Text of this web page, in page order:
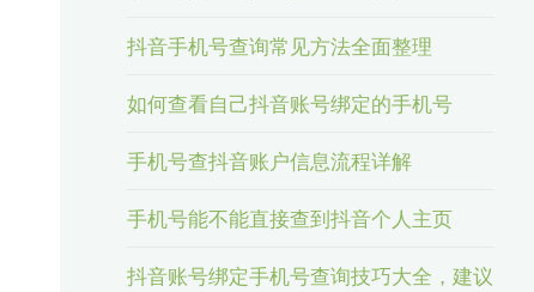
抖音手机号查询常见方法全面整理
如何查看自己抖音账号绑定的手机号
手机号查抖音账户信息流程详解
手机号能不能直接查到抖音个人主页
抖音账号绑定手机号查询技巧大全，建议